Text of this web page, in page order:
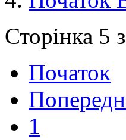
Сторінка 5
Початок
1